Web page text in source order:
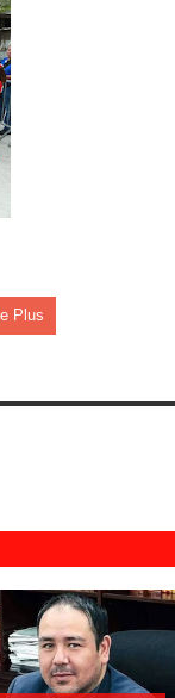
Plus